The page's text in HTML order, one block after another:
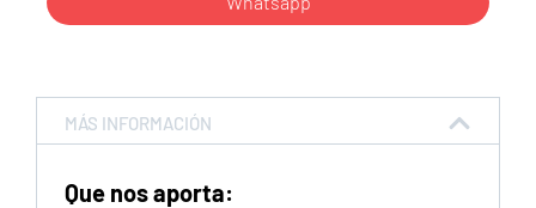
MÁS INFORMACIÓN
Que nos aporta: